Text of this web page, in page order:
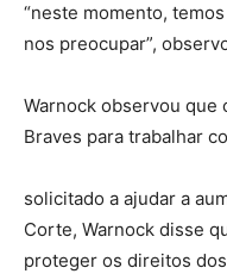
“neste momento,
nos preocupar”,
Warnock observou que
Braves para trabalhar
solicitado a ajudar a
Corte, Warnock disse
proteger os direitos